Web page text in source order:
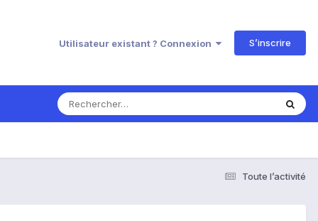
Utilisateur existant ? Connexion S’inscrire
Toute l’activité